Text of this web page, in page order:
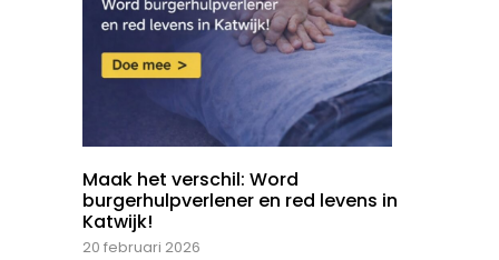
Maak het verschil: Word
burgerhulpverlener en red levens in
Katwijk!
20 februari 2026